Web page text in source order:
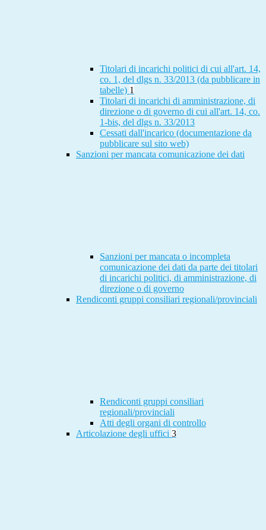
Titolari di incarichi politici di cui all'art. 14,
co. 1, del dlgs n. 33/2013 (da pubblicare in
tabelle) 1
Titolari di incarichi di amministrazione, di
direzione o di governo di cui all'art. 14, co.
1-bis, del dlgs n. 33/2013
Cessati dall'incarico (documentazione da
pubblicare sul sito web)
Sanzioni per mancata comunicazione dei dati
Sanzioni per mancata o incompleta
comunicazione dei dati da parte dei titolari
di incarichi politici, di amministrazione, di
direzione o di governo
Rendiconti gruppi consiliari regionali/provinciali
Rendiconti gruppi consiliari
regionali/provinciali
Atti degli organi di controllo
Articolazione degli uffici 3